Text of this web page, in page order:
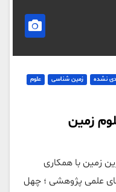
نشده زمین شناسی علوم
زمین
زمین با همکاری
علمی پژوهشی ؛ چهل